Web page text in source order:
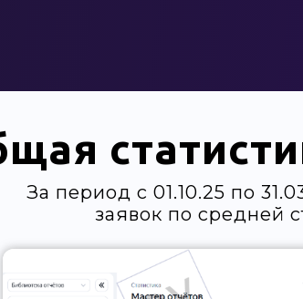
За период с 01.10.25 по
заявок по средней